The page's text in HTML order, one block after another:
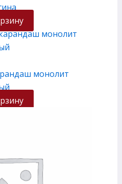
монолит